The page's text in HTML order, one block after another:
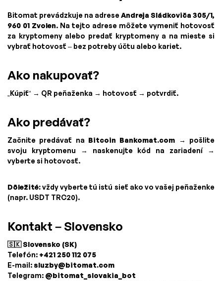
Bitomat prevádzkuje na adrese Andreja Sládkoviča 305/1,
960 01 Zvolen. Na tejto adrese môžete vymeniť hotovosť
za kryptomeny alebo predať kryptomeny a na mieste si
vybrať hotovosť – bez potreby účtu alebo kariet.
Ako nakupovať?
„Kúpiť“ → QR peňaženka → hotovosť → potvrdiť.
Ako predávať?
Začnite predávať na Bitcoin Bankomat.com → pošlite
svoju kryptomenu → naskenujte kód na zariadení →
vyberte si hotovosť.
Dôležité:vždy vyberte tú istú sieť ako vo vašej peňaženke
(napr. USDT TRC20).
Kontakt – Slovensko
🇸🇰 Slovensko (SK)
Telefón: +421 250 112 075
E-mail:sluzby@bitomat.com
Telegram: @bitomat_slovakia_bot